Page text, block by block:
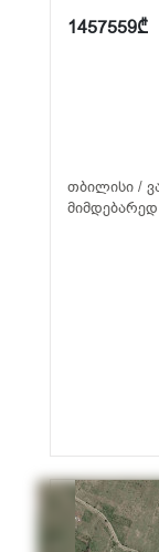
1457559₾
თბილისი /
მიმდებარედ